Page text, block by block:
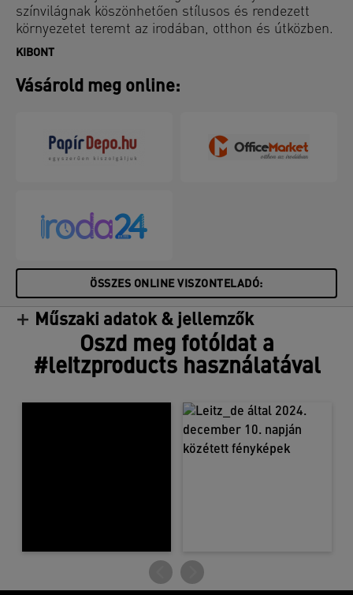
színvilágnak köszönhetően stílusos és rendezett
környezetet teremt az irodában, otthon és útközben.
A fedeles Leitz szövet borítású tárolódobozok
tűzőgépek rendezett és könnyen hozzáférhető
tárolására. Otthon a tárolódobozok fényképek és
történő tárolására használhatók. Puha anyagból
készült, amelyet újrahasznosított kartonnal
teljesen összecsukhatók, így könnyen tárolhatók.
Ezek a kis méretű tárolódobozok tökéletes
nap nyugodt és produktív maradhass.
KIBONT
Vásárold meg online:
ÖSSZES ONLINE VISZONTELADÓ:
Műszaki adatok & jellemzők
Oszd meg fotóidat a
#leitzproducts használatával